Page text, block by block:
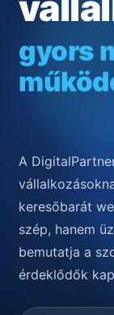
gyors
A
keresőbarát
szép, hanem
bemutatja a
érdeklődők